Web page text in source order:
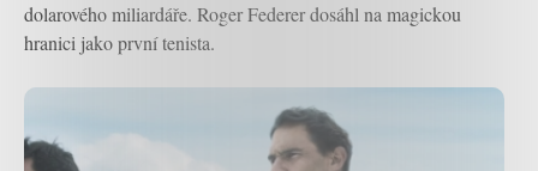
dolarového miliardáře. Roger Federer dosáhl na magickou
hranici jako první tenista.